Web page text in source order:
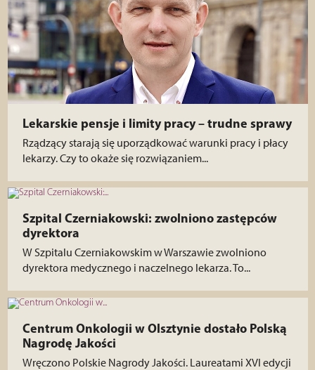
Lekarskie pensje i limity pracy – trudne sprawy
Rządzący starają się uporządkować warunki pracy i płacy
lekarzy. Czy to okaże się rozwiązaniem...
Szpital Czerniakowski: zwolniono zastępców
dyrektora
W Szpitalu Czerniakowskim w Warszawie zwolniono
dyrektora medycznego i naczelnego lekarza. To...
Centrum Onkologii w Olsztynie dostało Polską
Nagrodę Jakości
Wręczono Polskie Nagrody Jakości. Laureatami XVI edycji